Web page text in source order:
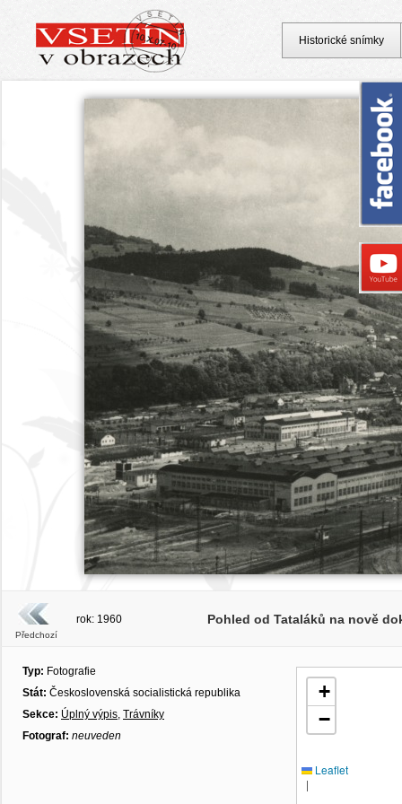
Předchozí
rok: 1960 Pohled od Tataláků na nově
Typ: Fotografie
Stát: Československá socialistická republika
Sekce: Úplný výpis, Trávníky
Fotograf: neuveden
+
−
Leaflet
|
Historické snímky